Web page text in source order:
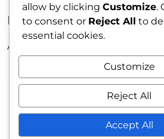
RECENT COMMENTS
A WordPress Commenter
allow by clicking Customize.
to consent or Reject All to
essential cookies.
Customize
Reject All
Accept All